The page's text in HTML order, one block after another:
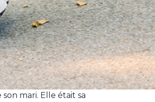
mari. Elle était sa